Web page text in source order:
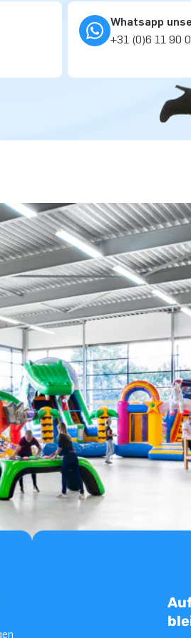
Whatsapp
+31 (0)6 11 90